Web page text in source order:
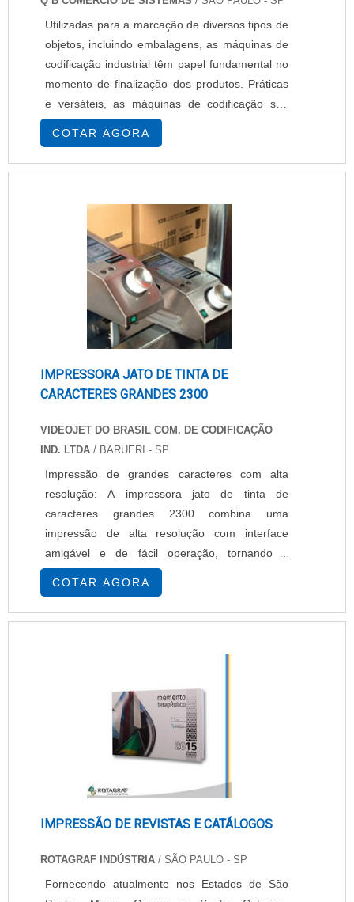
Utilizadas para a marcação de diversos tipos de
objetos, incluindo embalagens, as máquinas de
codificação industrial têm papel fundamental no
momento de finalização dos produtos. Práticas
e versáteis, as máquinas de codificação são
responsáveis por gravar informações
essenciais, como lote, data de fabricação e
vencimento.POSSUEM DIVERSAS
os tipos de embalagens, as máquinas de
codificação cumprem a sua funcionalidade
principalmente em embalagens flexíveis, q.
COTAR AGORA
IMPRESSORA JATO DE TINTA DE
CARACTERES GRANDES 2300
VIDEOJET DO BRASIL COM. DE CODIFICAÇÃO
IND. LTDA / BARUERI - SP
Impressão de grandes caracteres com alta
resolução: A impressora jato de tinta de
caracteres grandes 2300 combina uma
impressão de alta resolução com interface
amigável e de fácil operação, tornando a
seleção de mensagem fácil, rápida e livre de
erros. Com uma resolução de 180 dpi e uma
área de impressão com uma altura máxima de
padrões de qualidade que as de embalagens
COTAR AGORA
IMPRESSÃO DE REVISTAS E CATÁLOGOS
ROTAGRAF INDÚSTRIA / SÃO PAULO - SP
Fornecendo atualmente nos Estados de São